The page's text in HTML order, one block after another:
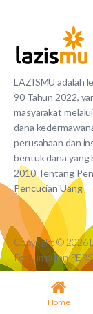
LAZISMU adalah
90 Tahun 2022,
masyarakat
dana
perusahaan dan
bentuk dana yang
2010 Tentang
Pencucian Uang
Copyright © 2026
Perkumpulan
Home